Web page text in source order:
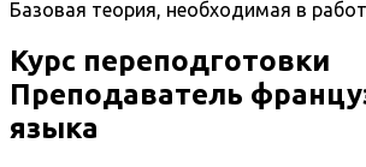
Базовая теория, необходимая в
Курс переподготовки
Преподаватель
языка